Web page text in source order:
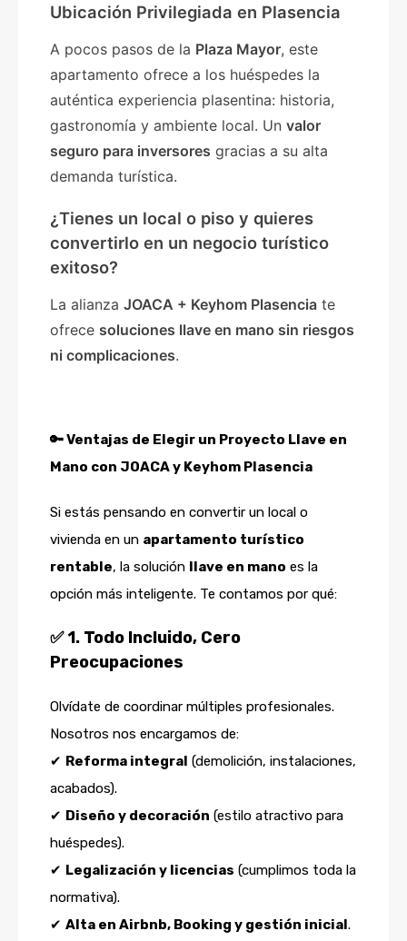
Ubicación Privilegiada en Plasencia
A pocos pasos de la Plaza Mayor, este
apartamento ofrece a los huéspedes la
auténtica experiencia plasentina: historia,
gastronomía y ambiente local. Un valor
seguro para inversores gracias a su alta
demanda turística.
¿Tienes un local o piso y quieres
convertirlo en un negocio turístico
exitoso?
La alianza JOACA + Keyhom Plasencia te
ofrece soluciones llave en mano sin riesgos
ni complicaciones.
🔑 Ventajas de Elegir un Proyecto Llave en
Mano con JOACA y Keyhom Plasencia
Si estás pensando en convertir un local o
vivienda en un apartamento turístico
rentable, la solución llave en mano es la
opción más inteligente. Te contamos por qué:
✅1. Todo Incluido, Cero
Preocupaciones
Olvídate de coordinar múltiples profesionales.
Nosotros nos encargamos de:
✔ Reforma integral (demolición, instalaciones,
acabados).
✔ Diseño y decoración (estilo atractivo para
huéspedes).
✔ Legalización y licencias (cumplimos toda la
normativa).
✔ Alta en Airbnb, Booking y gestión inicial.